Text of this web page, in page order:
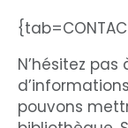
N’hésitez
pouvons